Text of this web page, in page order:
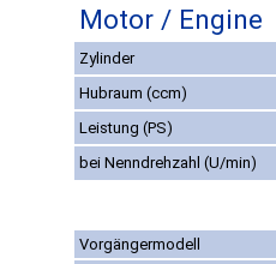
Motor / Engine
Zylinder
Hubraum (ccm)
Leistung (PS)
bei Nenndrehzahl (U/min)
Vorgängermodell